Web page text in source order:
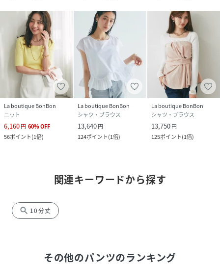
La boutique BonBon
ニット
6,160円 60%OFF
56ポイント(1倍)
La boutique BonBon
シャツ・ブラウス
13,640円
124ポイント(1倍)
La boutique BonBon
シャツ・ブラウス
13,750円
125ポイント(1倍)
関連キーワードから探す
search 10分丈
その他のパンツのランキング